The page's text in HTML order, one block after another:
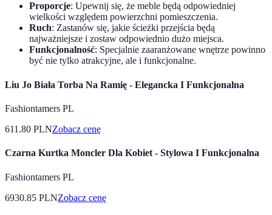
Proporcje: Upewnij się, że meble będą odpowiedniej
wielkości względem powierzchni pomieszczenia.
Ruch: Zastanów się, jakie ścieżki przejścia będą
najważniejsze i zostaw odpowiednio dużo miejsca.
Funkcjonalność: Specjalnie zaaranżowane wnętrze powinno
być nie tylko atrakcyjne, ale i funkcjonalne.
Liu Jo Biała Torba Na Ramię - Elegancka I Funkcjonalna
Fashiontamers PL
611.80 PLNZobacz cenę
Czarna Kurtka Moncler Dla Kobiet - Stylowa I Funkcjonalna
Fashiontamers PL
6930.85 PLNZobacz cenę